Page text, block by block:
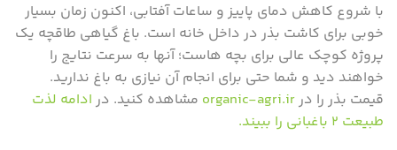
با شروع کاهش دمای پاییز و ساعات آفتابی، اکنون زمان بسیار
خوبی برای کاشت بذر در داخل خانه است. باغ گیاهی طاقچه یک
پروژه کوچک عالی برای بچه هاست؛ آنها به سرعت نتایج را
خواهند دید و شما حتی برای انجام آن نیازی به باغ ندارید.
قیمت بذر را درorganic-agri.ir مشاهده کنید. در ادامه لذت
طبیعت ۲ باغبانی را ببیند.